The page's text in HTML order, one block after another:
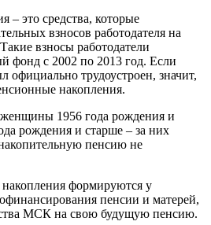
– это средства, которые
взносов работодателя на
взносы работодатели
фонд с 2002 по 2013 год. Если
официально трудоустроен, значит,
накопления.
1956 года рождения и
рождения и старше – за них
пенсию не
формируются у
пенсии и матерей,
МСК на свою будущую пенсию.